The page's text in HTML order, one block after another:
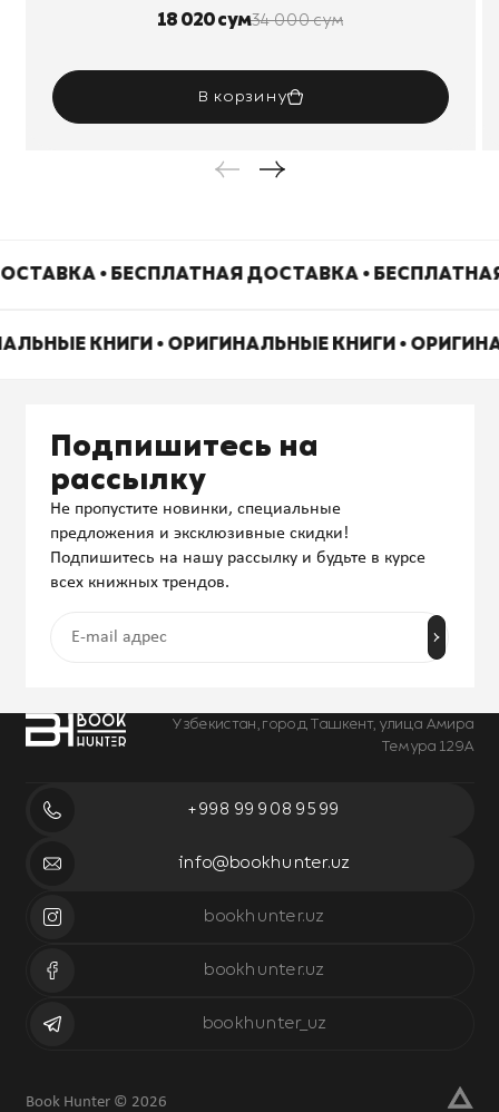
18 020 сум34 000 сум
В корзину
• БЕСПЛАТНАЯ ДОСТАВКА •
КНИГИ • ОРИГИНАЛЬНЫЕ КНИГИ •
Узбекистан, город Ташкент, улица Амира
Темура 129А
+998 99 908 95 99
info@bookhunter.uz
bookhunter.uz
bookhunter.uz
bookhunter_uz
Подпишитесь на
рассылку
Не пропустите новинки, специальные
предложения и эксклюзивные скидки!
Подпишитесь на нашу рассылку и будьте в курсе
всех книжных трендов.
Book Hunter © 2026